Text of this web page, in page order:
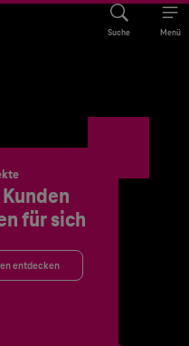
Suche Menü
für sich
entdecken